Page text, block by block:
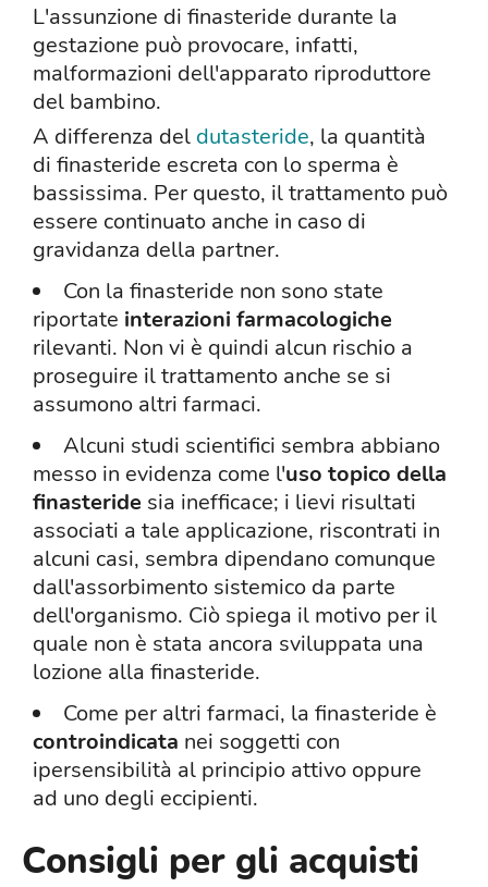
L'assunzione di finasteride durante la
gestazione può provocare, infatti,
malformazioni dell'apparato riproduttore
del bambino.
A differenza del dutasteride, la quantità
di finasteride escreta con lo sperma è
bassissima. Per questo, il trattamento può
essere continuato anche in caso di
gravidanza della partner.
Con la finasteride non sono state
riportate interazioni farmacologiche
rilevanti. Non vi è quindi alcun rischio a
proseguire il trattamento anche se si
assumono altri farmaci.
Alcuni studi scientifici sembra abbiano
messo in evidenza come l'uso topico della
finasteride sia inefficace; i lievi risultati
associati a tale applicazione, riscontrati in
alcuni casi, sembra dipendano comunque
dall'assorbimento sistemico da parte
dell'organismo. Ciò spiega il motivo per il
quale non è stata ancora sviluppata una
lozione alla finasteride.
Come per altri farmaci, la finasteride è
controindicata nei soggetti con
ipersensibilità al principio attivo oppure
ad uno degli eccipienti.
Consigli per gli acquisti